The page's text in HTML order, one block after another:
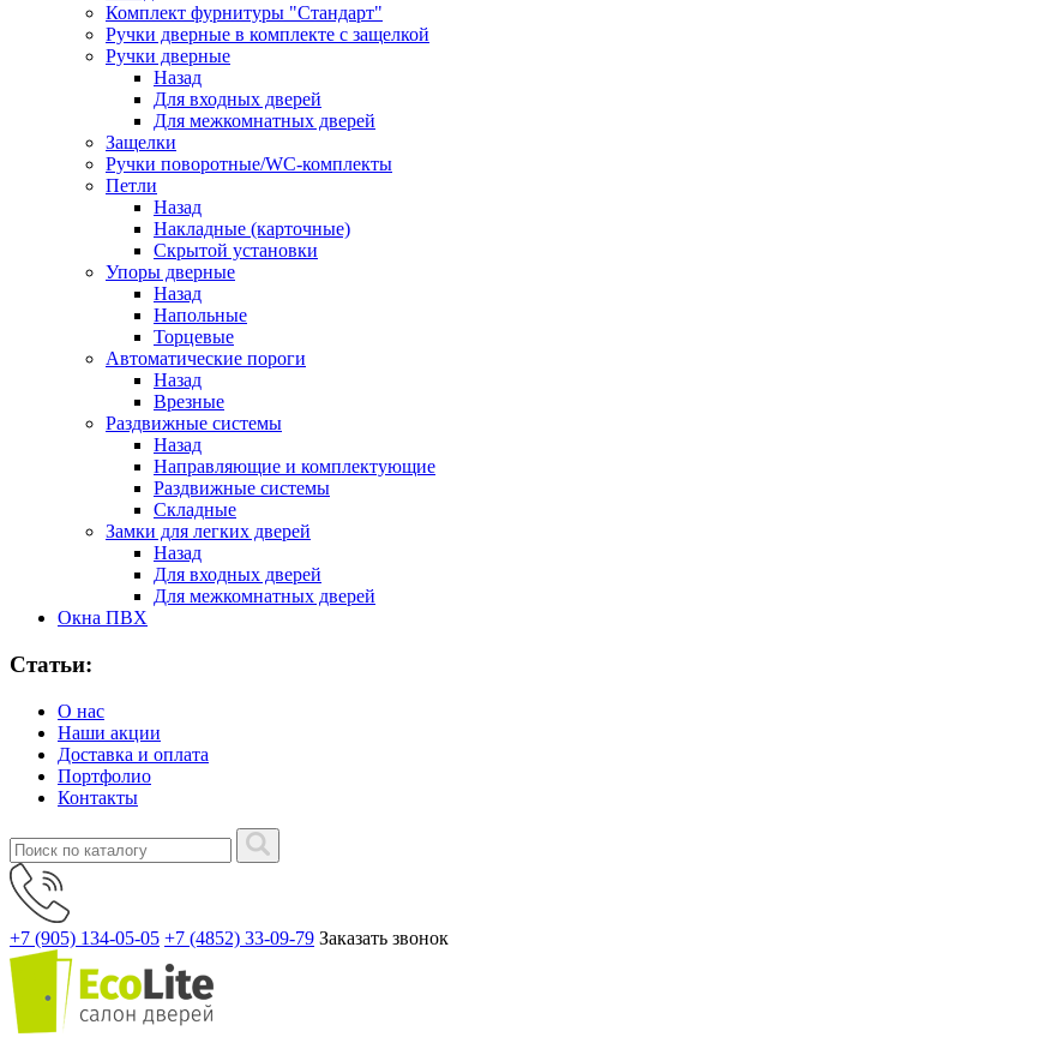
Комплект фурнитуры "Стандарт"
Ручки дверные в комплекте с защелкой
Ручки дверные
Назад
Для входных дверей
Для межкомнатных дверей
Защелки
Ручки поворотные/WC-комплекты
Петли
Назад
Накладные (карточные)
Скрытой установки
Упоры дверные
Назад
Напольные
Торцевые
Автоматические пороги
Назад
Врезные
Раздвижные системы
Назад
Направляющие и комплектующие
Раздвижные системы
Складные
Замки для легких дверей
Назад
Для входных дверей
Для межкомнатных дверей
Окна ПВХ
Статьи:
О нас
Наши акции
Доставка и оплата
Портфолио
Контакты
+7 (905) 134-05-05 +7 (4852) 33-09-79 Заказать звонок